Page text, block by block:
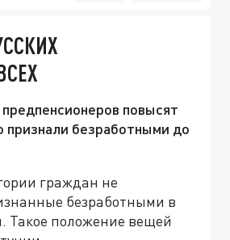
повысят
признали безработными до
граждан не
безработными в
Такое положение вещей